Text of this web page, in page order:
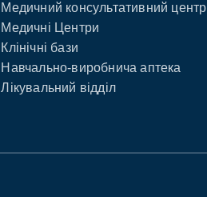
Медичний консультативний центр
Медичні Центри
Клінічні бази
Навчально-виробнича аптека
Лікувальний відділ